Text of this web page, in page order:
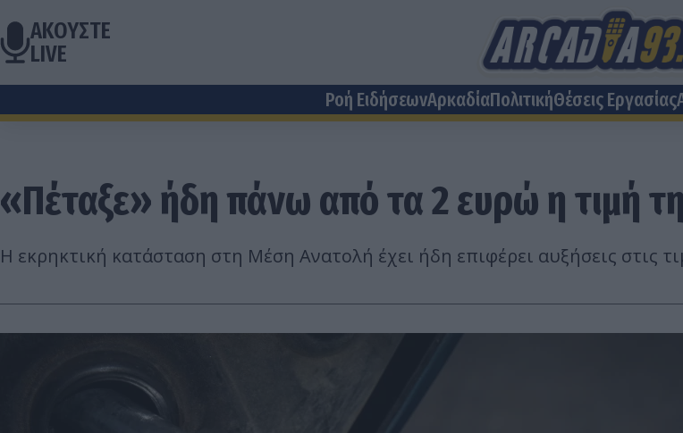
ΑΚΟΥΣΤΕ
LIVE
Ροή ΕιδήσεωνΑρκαδίαΠολιτικήΘέσεις Eργασίας
«Πέταξε» ήδη πάνω από τα 2 ευρώ η τιμή
Η εκρηκτική κατάσταση στη Μέση Ανατολή έχει ήδη επιφέρει αυξήσεις στις